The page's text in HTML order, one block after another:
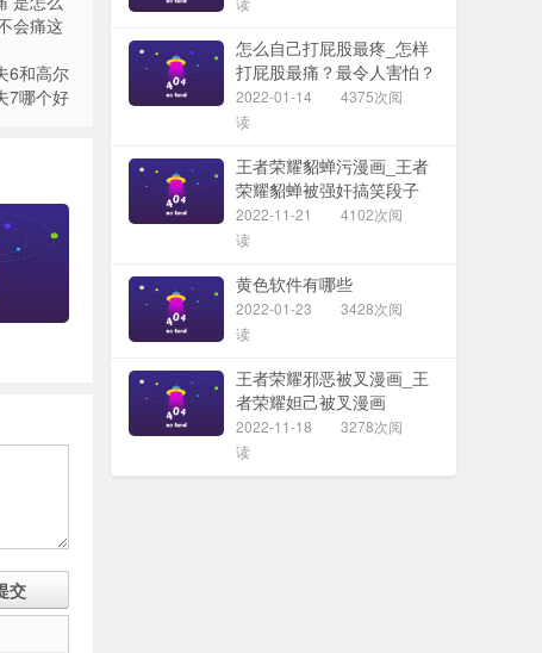
会痛这
6和高尔
7哪个好
怎么自己打屁股最疼_怎样
打屁股最痛？最令人害怕？
（求自虐）
2022-01-14
4375次阅
读
王者荣耀貂蝉污漫画_王者
荣耀貂蝉被强奸搞笑段子
2022-11-21
4102次阅
读
黄色软件有哪些
2022-01-23
3428次阅
读
王者荣耀邪恶被叉漫画_王
者荣耀妲己被叉漫画
2022-11-18
3278次阅
读